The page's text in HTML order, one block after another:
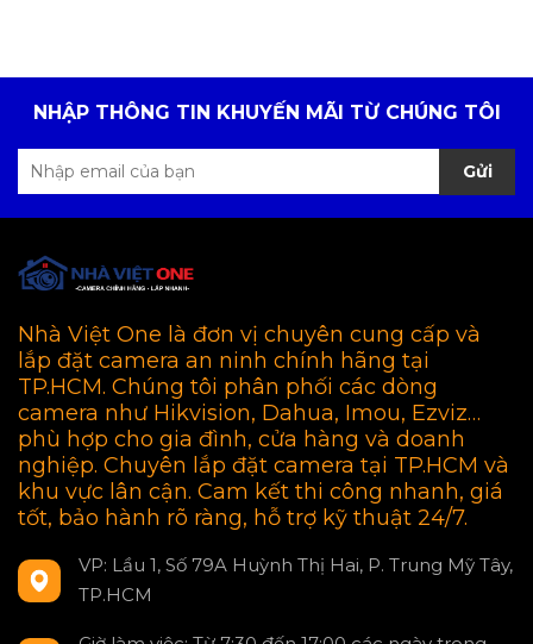
NHẬP THÔNG TIN KHUYẾN MÃI TỪ CHÚNG TÔI
Gửi
Nhà Việt One là đơn vị chuyên cung cấp và
lắp đặt camera an ninh chính hãng tại
TP.HCM. Chúng tôi phân phối các dòng
camera như Hikvision, Dahua, Imou, Ezviz…
phù hợp cho gia đình, cửa hàng và doanh
nghiệp. Chuyên lắp đặt camera tại TP.HCM và
khu vực lân cận. Cam kết thi công nhanh, giá
tốt, bảo hành rõ ràng, hỗ trợ kỹ thuật 24/7.
VP: Lầu 1, Số 79A Huỳnh Thị Hai, P. Trung Mỹ Tây,
TP.HCM